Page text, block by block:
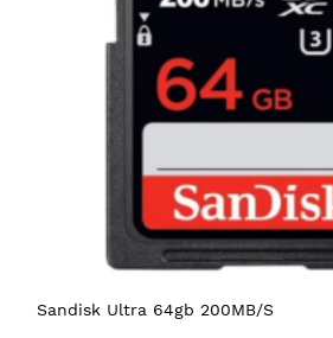
Sandisk Ultra 64gb 200MB/S